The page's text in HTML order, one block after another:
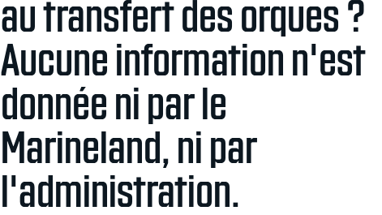
au transfert des orques ?
Aucune information n'est
donnée ni par le
Marineland, ni par
l'administration.